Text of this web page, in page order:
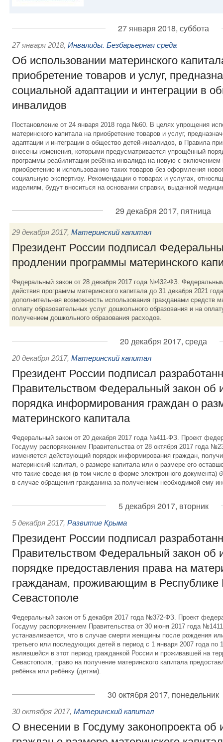
27 января 2018, суббота
27 января 2018, Инвалиды. Безбарьерная среда
Об использовании материнского
приобретение товаров и услуг,
социальной адаптации и интеграции в
инвалидов
Постановление от 24 января 2018 года №60. В целях упрощения
материнского капитала на приобретение товаров и услуг,
адаптации и интеграции в общество детей-инвалидов, в Правила
внесены изменения, которыми предусматривается упрощённый
программы реабилитации ребёнка-инвалида на новую с включением
приобретению и использованию таких товаров без оформления
социальную экспертизу. Рекомендации о товарах и услугах,
изделиям, будут вноситься на основании справки, выданной
29 декабря 2017, пятница
29 декабря 2017, Материнский капитал
Президент России подписал
продлении программы материнского
Федеральный закон от 28 декабря 2017 года №432-ФЗ.
действия программы материнского капитала до 31 декабря 2021
дополнительная возможность использования гражданами средств
оплату образовательных услуг дошкольного образования и на
получением дошкольного образования расходов.
20 декабря 2017, среда
20 декабря 2017, Материнский капитал
Президент России подписал
Правительством Федеральный закон об
порядка информирования граждан о
материнского капитала
Федеральный закон от 20 декабря 2017 года №411-ФЗ. Проект
Госдуму распоряжением Правительства от 28 октября 2017 года
изменяется действующий порядок информирования граждан,
материнский капитал, о размере капитала или о размере его
что такие сведения (в том числе в форме электронного документа)
в случае обращения гражданина за получением необходимой ему
5 декабря 2017, вторник
5 декабря 2017, Развитие Крыма
Президент России подписал
Правительством Федеральный закон об
порядке предоставления права на
гражданам, проживающим в
Севастополе
Федеральный закон от 5 декабря 2017 года №372-ФЗ. Проект
Госдуму распоряжением Правительства от 30 июня 2017 года
устанавливается, что в случае смерти женщины после рождения
третьего или последующих детей в период с 1 января 2007 года по
являвшейся в этот период гражданкой России и проживавшей на
Севастополя, право на получение материнского капитала
ребёнка или ребёнку (детям).
30 октября 2017, понедельник
30 октября 2017, Материнский капитал
О внесении в Госдуму законопроекта